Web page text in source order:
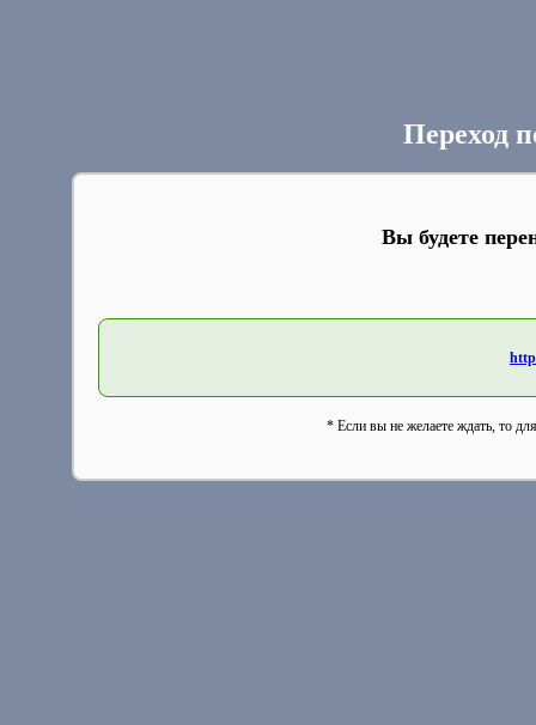
Переход
Вы будете
* Если вы не желаете ждать, то